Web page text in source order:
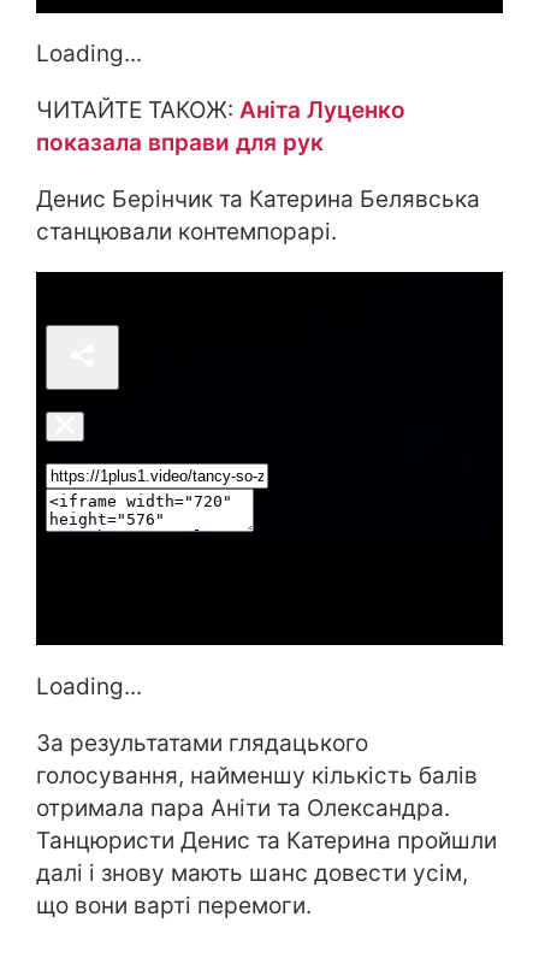
Loading...
ЧИТАЙТЕ ТАКОЖ: Аніта Луценко
показала вправи для рук
Денис Берінчик та Катерина Белявська
станцювали контемпорарі.
Loading...
За результатами глядацького
голосування, найменшу кількість балів
отримала пара Аніти та Олександра.
Танцюристи Денис та Катерина пройшли
далі і знову мають шанс довести усім,
що вони варті перемоги.